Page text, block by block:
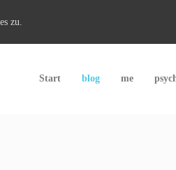
zu.
Start blog me